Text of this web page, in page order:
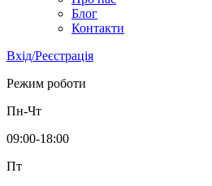
Блог
Контакти
Вхід/Реєстрація
Режим роботи
Пн-Чт
09:00-18:00
Пт